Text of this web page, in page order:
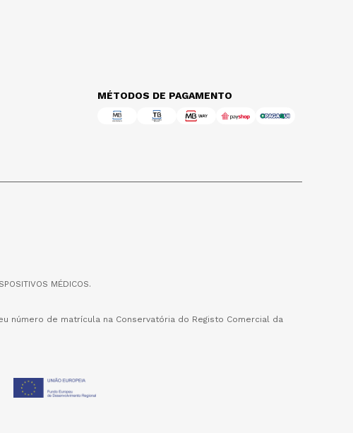
MÉTODOS DE PAGAMENTO
MÉDICOS.
número de matrícula na Conservatória do Registo Comercial da